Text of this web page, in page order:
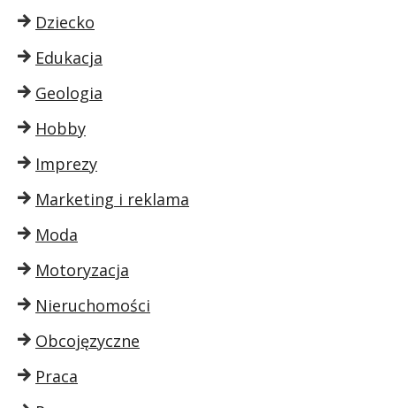
Dziecko
Edukacja
Geologia
Hobby
Imprezy
Marketing i reklama
Moda
Motoryzacja
Nieruchomości
Obcojęzyczne
Praca